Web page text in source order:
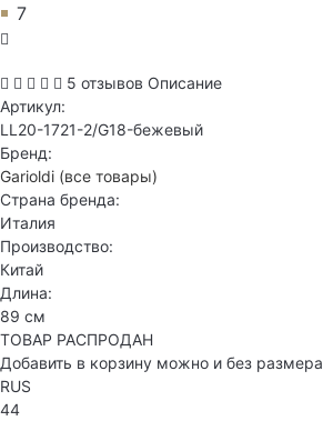
7
5 отзывов Описание
Артикул:
LL20-1721-2/G18-бежевый
Бренд:
Garioldi (все товары)
Страна бренда:
Италия
Производство:
Китай
Длина:
89 см
ТОВАР РАСПРОДАН
Добавить в корзину можно и без размера
RUS
44